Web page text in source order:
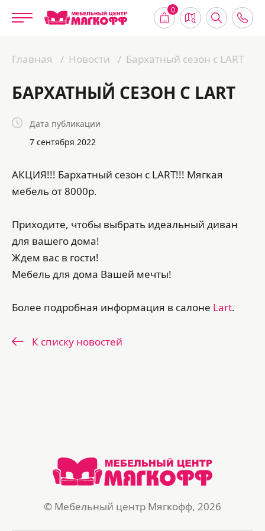
0
Главная Новости Бархатный сезон с LART
БАРХАТНЫЙ СЕЗОН С LART
Дата публикации
7 сентября 2022
АКЦИЯ!!! Бархатный сезон с LART!!! Мягкая
мебель от 8000р.
Приходите, чтобы выбрать идеальный диван
для вашего дома!
Ждем вас в гости!
Мебель для дома Вашей мечты!
Более подробная информация в салоне Lart.
К списку новостей
© Мебельный центр Мягкофф, 2026